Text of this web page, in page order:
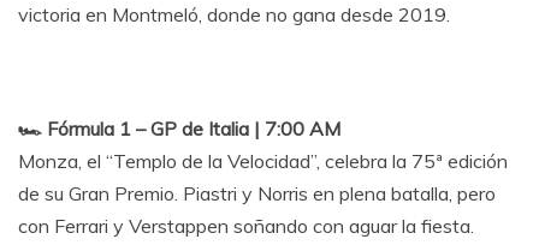
victoria en Montmeló, donde no gana desde 2019.
🏎️ Fórmula 1 – GP de Italia | 7:00 AM
Monza, el “Templo de la Velocidad”, celebra la 75ª edición
de su Gran Premio. Piastri y Norris en plena batalla, pero
con Ferrari y Verstappen soñando con aguar la fiesta.